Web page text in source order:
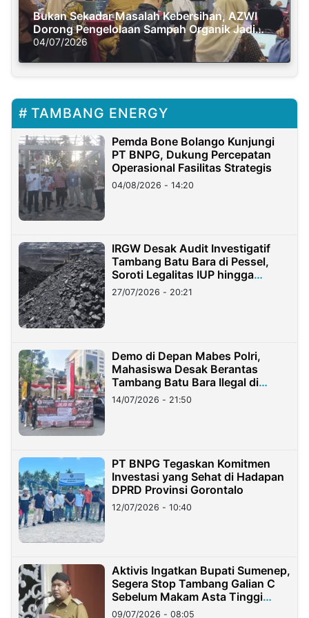
Bukan Sekadar Masalah Kebersihan, AZWI
Dorong Pengelolaan Sampah Organik Jadi
Solusi Krisis Iklim
04/07/2026
TAMBANG ENERGY
Pemda Bone Bolango Kunjungi
PT BNPG, Dukung Percepatan
Operasional Fasilitas Strategis
04/08/2026 - 14:20
IRGW Desak Audit Investigatif
Tambang Batu Bara di Pessel,
Soroti Legalitas IUP hingga
Stockpile
27/07/2026 - 20:21
Demo di Depan Mabes Polri,
Mahasiswa Desak Berantas
Tambang Batu Bara Ilegal di
Lampung
14/07/2026 - 21:50
PT BNPG Tegaskan Komitmen
Investasi yang Sehat di Hadapan
DPRD Provinsi Gorontalo
12/07/2026 - 10:40
Aktivis Ingatkan Bupati Sumenep,
Segera Stop Tambang Galian C
Sebelum Makam Asta Tinggi
Longsor
09/07/2026 - 08:05